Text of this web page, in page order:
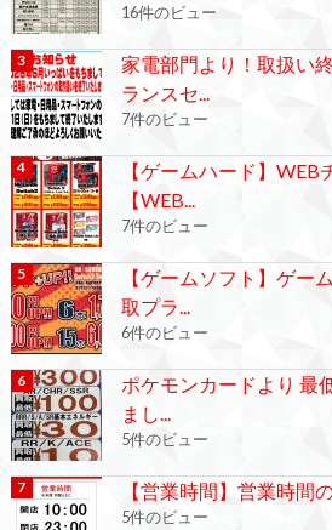
16件のビュー
家電部門より！取扱い
ランスセ...
7件のビュー
【ゲームハード】WEB
【WEB...
7件のビュー
【ゲームソフト】ゲー
取プラ...
6件のビュー
ポケモンカードより 最
まし...
5件のビュー
【営業時間】営業時間
5件のビュー